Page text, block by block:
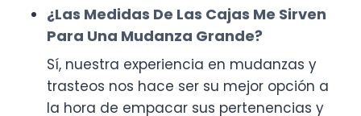
¿Las Medidas De Las Cajas Me Sirven
Para Una Mudanza Grande?
Sí, nuestra experiencia en mudanzas y
trasteos nos hace ser su mejor opción a
la hora de empacar sus pertenencias y